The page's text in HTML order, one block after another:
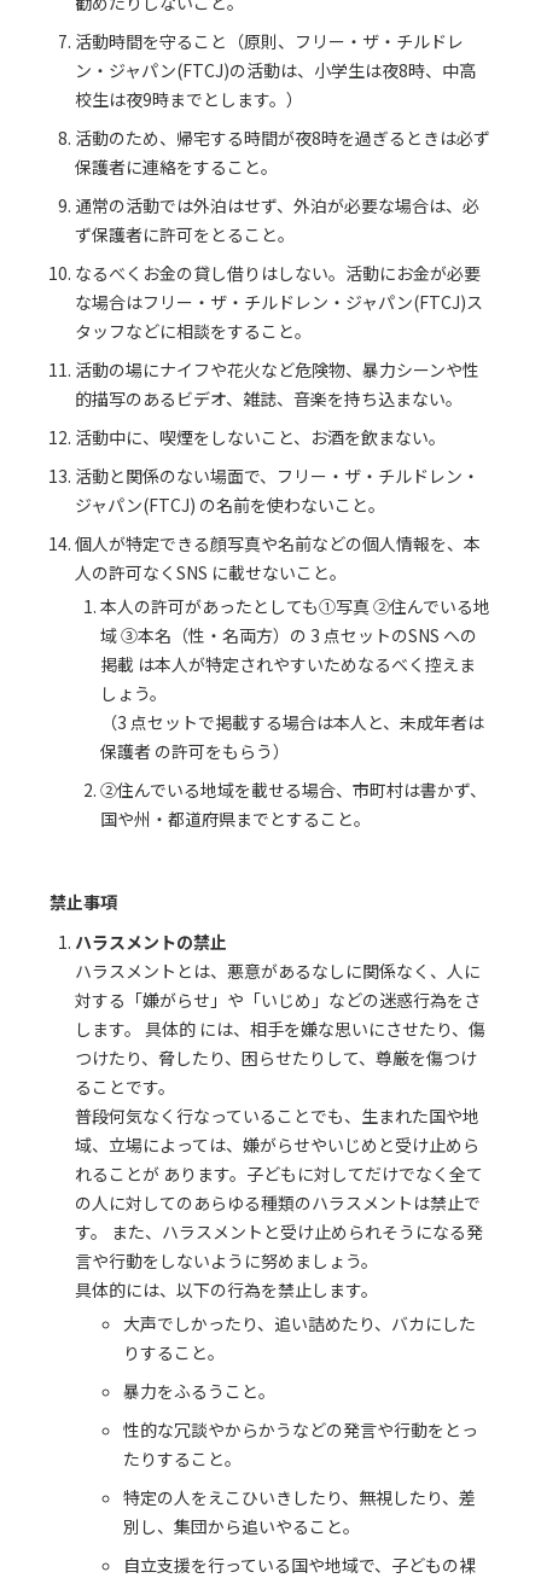
活動時間を守ること（原則、フリー・ザ・チルドレ
ン・ジャパン(FTCJ)の活動は、小学生は夜8時、中高
校生は夜9時までとします。）
活動のため、帰宅する時間が夜8時を過ぎるときは必ず
保護者に連絡をすること。
通常の活動では外泊はせず、外泊が必要な場合は、必
ず保護者に許可をとること。
なるべくお金の貸し借りはしない。活動にお金が必要
な場合はフリー・ザ・チルドレン・ジャパン(FTCJ)ス
タッフなどに相談をすること。
活動の場にナイフや花火など危険物、暴力シーンや性
的描写のあるビデオ、雑誌、音楽を持ち込まない。
活動中に、喫煙をしないこと、お酒を飲まない。
活動と関係のない場面で、フリー・ザ・チルドレン・
ジャパン(FTCJ) の名前を使わないこと。
個人が特定できる顔写真や名前などの個人情報を、本
人の許可なくSNS に載せないこと。
本人の許可があったとしても①写真 ②住んでいる地
域 ③本名（性・名両方）の 3 点セットのSNS への
掲載 は本人が特定されやすいためなるべく控えま
しょう。
（3 点セットで掲載する場合は本人と、未成年者は
保護者 の許可をもらう）
②住んでいる地域を載せる場合、市町村は書かず、
国や州・都道府県までとすること。
禁止事項
ハラスメントの禁止
ハラスメントとは、悪意があるなしに関係なく、人に
対する「嫌がらせ」や「いじめ」などの迷惑行為をさ
します。 具体的 には、相手を嫌な思いにさせたり、傷
つけたり、脅したり、困らせたりして、尊厳を傷つけ
ることです。
普段何気なく行なっていることでも、生まれた国や地
域、立場によっては、嫌がらせやいじめと受け止めら
れることが あります。子どもに対してだけでなく全て
の人に対してのあらゆる種類のハラスメントは禁止で
す。 また、ハラスメントと受け止められそうになる発
言や行動をしないように努めましょう。
具体的には、以下の行為を禁止します。
大声でしかったり、追い詰めたり、バカにした
りすること。
暴力をふるうこと。
性的な冗談やからかうなどの発言や行動をとっ
たりすること。
特定の人をえこひいきしたり、無視したり、差
別し、集団から追いやること。
自立支援を行っている国や地域で、子どもの裸